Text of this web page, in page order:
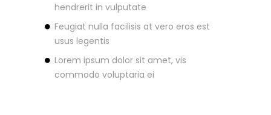
hendrerit in vulputate
Feugiat nulla facilisis at vero eros est
usus legentis
Lorem ipsum dolor sit amet, vis
commodo voluptaria ei